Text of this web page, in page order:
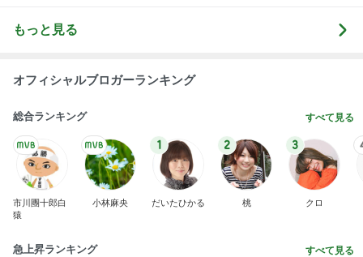
もっと見る
オフィシャルブロガーランキング
総合ランキング すべて見る
市川團十郎白
猿
小林麻央
1
だいたひかる
2
桃
3
クロ
急上昇ランキング すべて見る